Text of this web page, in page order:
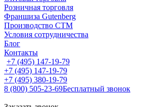
Розничная торговля
Франшиза Gutenberg
Производство СТМ
Условия сотрудничества
Блог
Контакты
+7 (495) 147-19-79
+7 (495) 147-19-79
+7 (495) 380-19-79
8 (800) 505-23-69Бесплатный звонок